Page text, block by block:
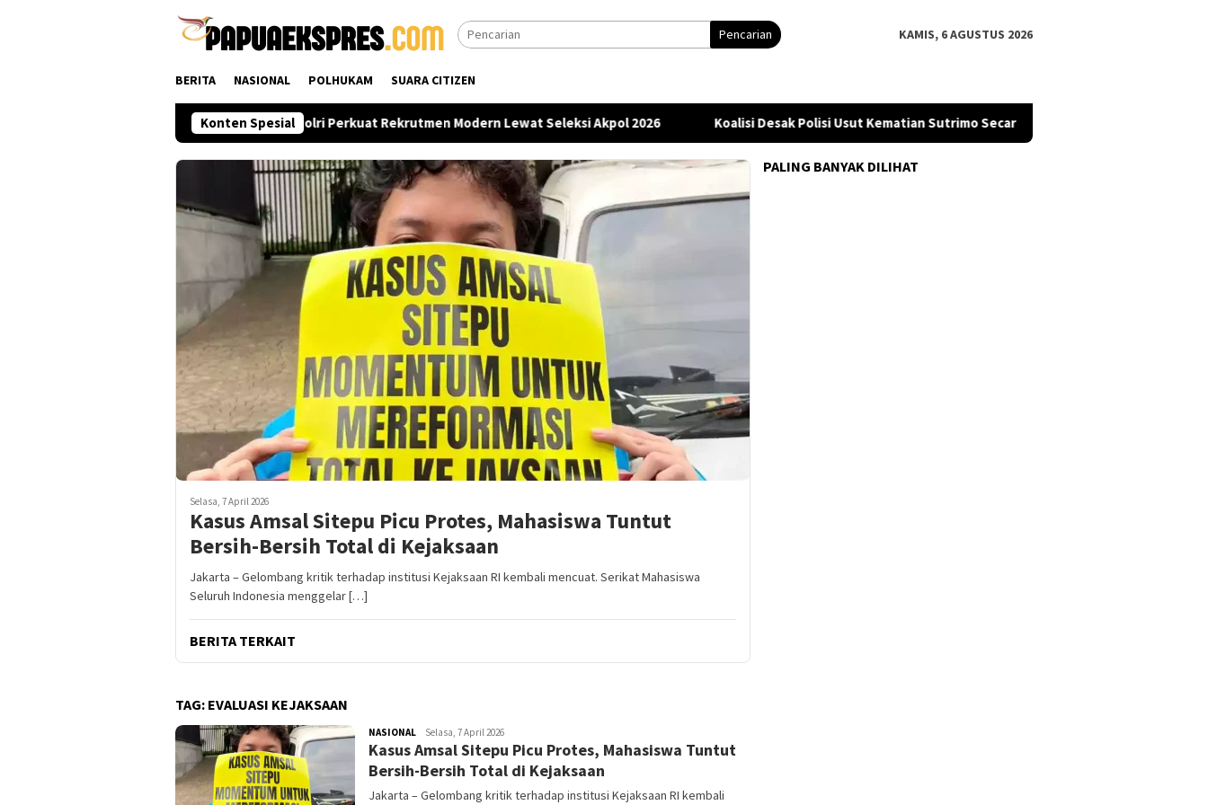
Pencarian KAMIS, 6 AGUSTUS 2026
BERITA NASIONAL POLHUKAM SUARA CITIZEN
Konten Spesial
dari Pusat hingga Daerah Polri Perkuat Rekrutmen Modern Lewat Seleksi Akpol 2026 Koalisi Desak Polisi Usut Kematian Sutrimo Secara Terbuka, Publik Diminta
Selasa, 7 April 2026
Kasus Amsal Sitepu Picu Protes, Mahasiswa Tuntut
Bersih-Bersih Total di Kejaksaan
Jakarta – Gelombang kritik terhadap institusi Kejaksaan RI kembali mencuat. Serikat Mahasiswa
Seluruh Indonesia menggelar […]
BERITA TERKAIT
TAG: EVALUASI KEJAKSAAN
NASIONAL Redaktur
Selasa, 7 April 2026
Kasus Amsal Sitepu Picu Protes, Mahasiswa Tuntut
Bersih-Bersih Total di Kejaksaan
Jakarta – Gelombang kritik terhadap institusi Kejaksaan RI kembali
PALING BANYAK DILIHAT